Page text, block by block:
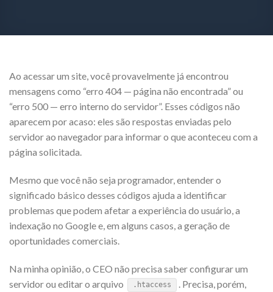
Ao acessar um site, você provavelmente já encontrou
mensagens como “erro 404 — página não encontrada” ou
“erro 500 — erro interno do servidor”. Esses códigos não
aparecem por acaso: eles são respostas enviadas pelo
servidor ao navegador para informar o que aconteceu com a
página solicitada.
Mesmo que você não seja programador, entender o
significado básico desses códigos ajuda a identificar
problemas que podem afetar a experiência do usuário, a
indexação no Google e, em alguns casos, a geração de
oportunidades comerciais.
Na minha opinião, o CEO não precisa saber configurar um
servidor ou editar o arquivo
.htaccess
. Precisa, porém,